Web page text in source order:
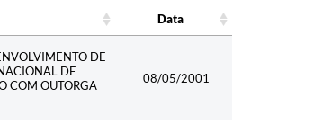
Data
DE
DE
COM OUTORGA
08/05/2001